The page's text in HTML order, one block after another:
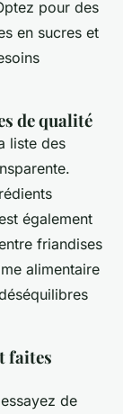
pour des
en sucres et
de qualité
liste des
également
friandises
alimentaire
faites
de